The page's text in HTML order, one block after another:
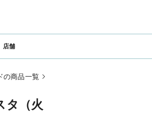
店舗
の商品一覧
タ（火